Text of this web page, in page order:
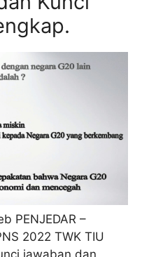
PENJEDAR –
2022 TWK TIU